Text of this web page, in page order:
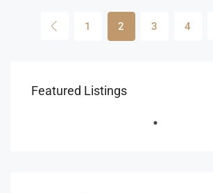
1 2 3 4
Featured Listings